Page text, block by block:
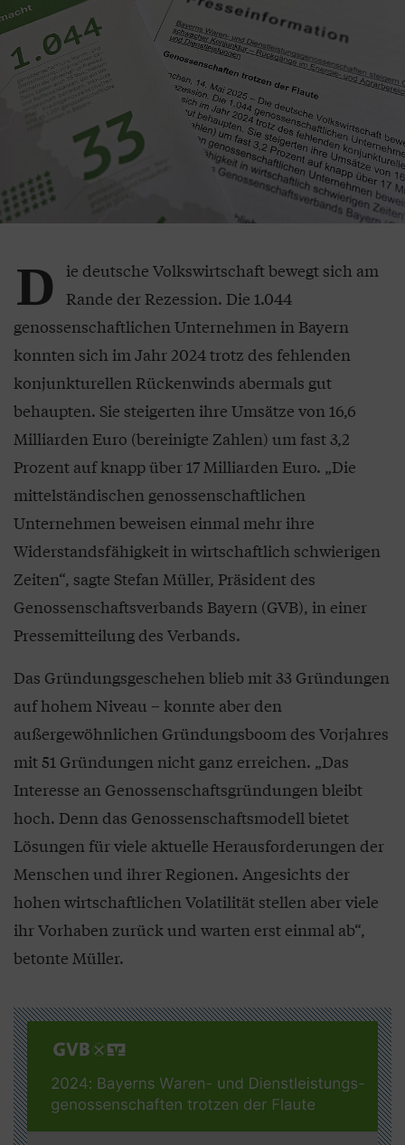
D ie deutsche Volkswirtschaft bewegt sich am
Rande der Rezession. Die 1.044
genossenschaftlichen Unternehmen in Bayern
konnten sich im Jahr 2024 trotz des fehlenden
konjunkturellen Rückenwinds abermals gut
behaupten. Sie steigerten ihre Umsätze von 16,6
Milliarden Euro (bereinigte Zahlen) um fast 3,2
Prozent auf knapp über 17 Milliarden Euro. „Die
mittelständischen genossenschaftlichen
Unternehmen beweisen einmal mehr ihre
Widerstandsfähigkeit in wirtschaftlich schwierigen
Zeiten“, sagte Stefan Müller, Präsident des
Genossenschaftsverbands Bayern (GVB), in einer
Pressemitteilung des Verbands.
Das Gründungsgeschehen blieb mit 33 Gründungen
auf hohem Niveau – konnte aber den
außergewöhnlichen Gründungsboom des Vorjahres
mit 51 Gründungen nicht ganz erreichen. „Das
Interesse an Genossenschaftsgründungen bleibt
hoch. Denn das Genossenschaftsmodell bietet
Lösungen für viele aktuelle Herausforderungen der
Menschen und ihrer Regionen. Angesichts der
hohen wirtschaftlichen Volatilität stellen aber viele
ihr Vorhaben zurück und warten erst einmal ab“,
betonte Müller.